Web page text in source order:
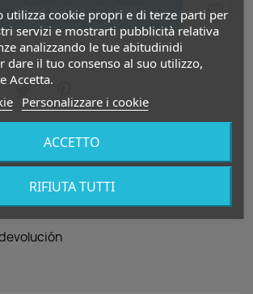
AGGIUNGI AL CARRELLO
favorite_border
seguridad
entrega
utilizza cookie propri e di terze parti per
servizi e mostrarti pubblicità relativa
analizzando le tue abitudinidi
dare il tuo consenso al suo utilizzo,
Accetta.
Personalizzare i cookie
RIFIUTA TUTTI
ACCETTO